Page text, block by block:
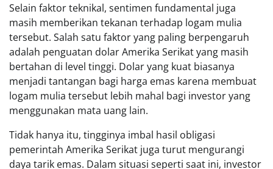
Selain faktor teknikal, sentimen fundamental juga
masih memberikan tekanan terhadap logam mulia
tersebut. Salah satu faktor yang paling berpengaruh
adalah penguatan dolar Amerika Serikat yang masih
bertahan di level tinggi. Dolar yang kuat biasanya
menjadi tantangan bagi harga emas karena membuat
logam mulia tersebut lebih mahal bagi investor yang
menggunakan mata uang lain.
Tidak hanya itu, tingginya imbal hasil obligasi
pemerintah Amerika Serikat juga turut mengurangi
daya tarik emas. Dalam situasi seperti saat ini, investor